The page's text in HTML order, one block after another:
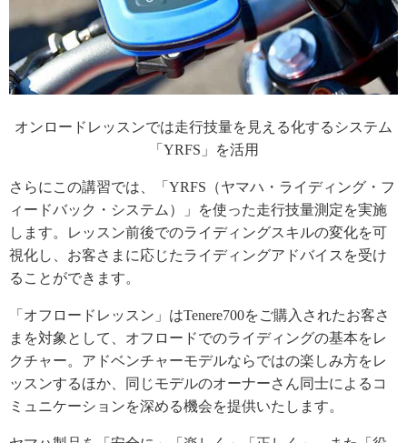
オンロードレッスンでは走行技量を見える化するシステム
「YRFS」を活用
さらにこの講習では、「YRFS（ヤマハ・ライディング・フ
ィードバック・システム）」を使った走行技量測定を実施
します。レッスン前後でのライディングスキルの変化を可
視化し、お客さまに応じたライディングアドバイスを受け
ることができます。
「オフロードレッスン」はTenere700をご購入されたお客さ
まを対象として、オフロードでのライディングの基本をレ
クチャー。アドベンチャーモデルならではの楽しみ方をレ
ッスンするほか、同じモデルのオーナーさん同士によるコ
ミュニケーションを深める機会を提供いたします。